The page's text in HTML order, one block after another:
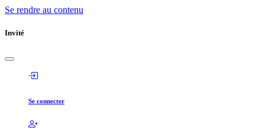
Se rendre au contenu
Invité
Se connecter